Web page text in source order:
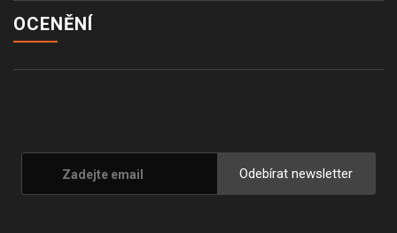
OCENĚNÍ
Odebírat newsletter